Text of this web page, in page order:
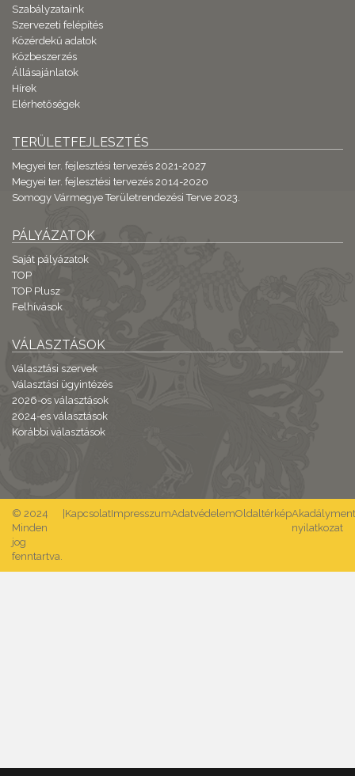
Szabályzataink
Szervezeti felépítés
Közérdekű adatok
Közbeszerzés
Állásajánlatok
Hírek
Elérhetőségek
TERÜLETFEJLESZTÉS
Megyei ter. fejlesztési tervezés 2021-2027
Megyei ter. fejlesztési tervezés 2014-2020
Somogy Vármegye Területrendezési Terve 2023.
PÁLYÁZATOK
Saját pályázatok
TOP
TOP Plusz
Felhívások
VÁLASZTÁSOK
Választási szervek
Választási ügyintézés
2026-os választások
2024-es választások
Korábbi választások
© 2024
Minden
jog
fenntartva.
KapcsolatImpresszumAdatvédelemOldaltérkép
nyilatkozat